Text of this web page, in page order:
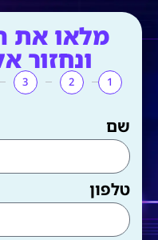
מלאו את
ונחזור
1
2
3
שם
טלפון